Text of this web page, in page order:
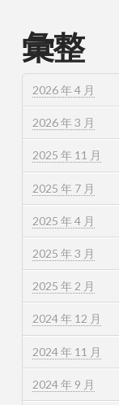
彙整
2026 年 4 月
2026 年 3 月
2025 年 11 月
2025 年 7 月
2025 年 4 月
2025 年 3 月
2025 年 2 月
2024 年 12 月
2024 年 11 月
2024 年 9 月